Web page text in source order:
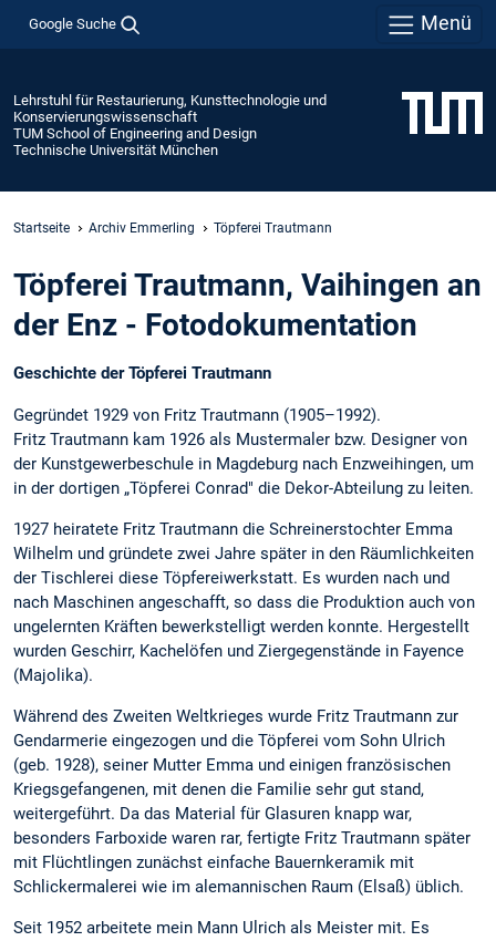
Google Suche Menü
Lehrstuhl für Restaurierung, Kunsttechnologie und
Konservierungswissenschaft
TUM School of Engineering and Design
Technische Universität München
Startseite Archiv Emmerling Töpferei Trautmann
Töpferei Trautmann, Vaihingen an
der Enz - Fotodokumentation
Geschichte der Töpferei Trautmann
Gegründet 1929 von Fritz Trautmann (1905–1992).
Fritz Trautmann kam 1926 als Mustermaler bzw. Designer von
der Kunstgewerbeschule in Magdeburg nach Enzweihingen, um
in der dortigen „Töpferei Conrad" die Dekor-Abteilung zu leiten.
1927 heiratete Fritz Trautmann die Schreinerstochter Emma
Wilhelm und gründete zwei Jahre später in den Räumlichkeiten
der Tischlerei diese Töpfereiwerkstatt. Es wurden nach und
nach Maschinen angeschafft, so dass die Produktion auch von
ungelernten Kräften bewerkstelligt werden konnte. Hergestellt
wurden Geschirr, Kachelöfen und Ziergegenstände in Fayence
(Majolika).
Während des Zweiten Weltkrieges wurde Fritz Trautmann zur
Gendarmerie eingezogen und die Töpferei vom Sohn Ulrich
(geb. 1928), seiner Mutter Emma und einigen französischen
Kriegsgefangenen, mit denen die Familie sehr gut stand,
weitergeführt. Da das Material für Glasuren knapp war,
besonders Farboxide waren rar, fertigte Fritz Trautmann später
mit Flüchtlingen zunächst einfache Bauernkeramik mit
Schlickermalerei wie im alemannischen Raum (Elsaß) üblich.
Seit 1952 arbeitete mein Mann Ulrich als Meister mit. Es